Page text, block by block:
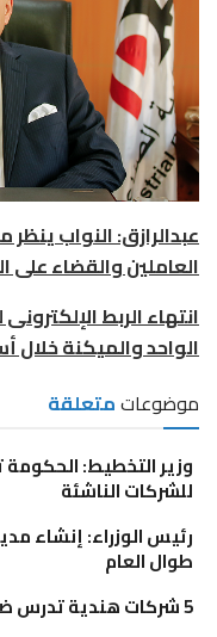
عبدالرازق: النواب
العاملين والقضاء على
انتهاء الربط
الواحد والميكنة خلال
موضوعاتمتعلقة
وزير التخطيط: الحكومة
للشركات الناشئة
رئيس الوزراء: إنشاء
طوال العام
5 شركات هندية تدرس ضخ استثمارات جديدة فى مصر